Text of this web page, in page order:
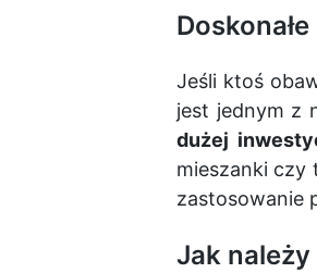
Jeśli ktoś
jest jednym z
dużej
mieszanki czy
zastosowanie
Jak należy